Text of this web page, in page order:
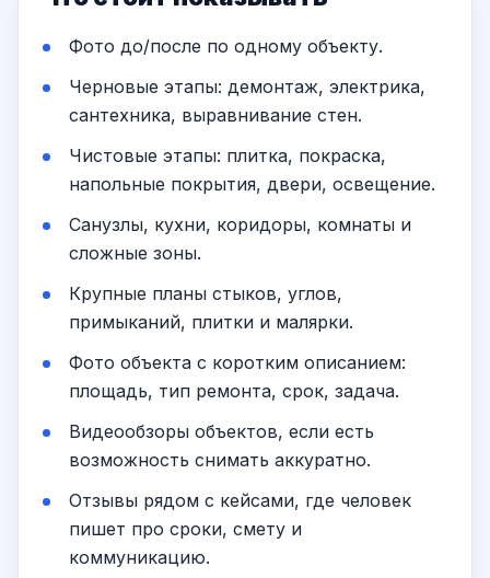
Фото до/после по одному объекту.
Черновые этапы: демонтаж, электрика,
сантехника, выравнивание стен.
Чистовые этапы: плитка, покраска,
напольные покрытия, двери, освещение.
Санузлы, кухни, коридоры, комнаты и
сложные зоны.
Крупные планы стыков, углов,
примыканий, плитки и малярки.
Фото объекта с коротким описанием:
площадь, тип ремонта, срок, задача.
Видеообзоры объектов, если есть
возможность снимать аккуратно.
Отзывы рядом с кейсами, где человек
пишет про сроки, смету и
коммуникацию.